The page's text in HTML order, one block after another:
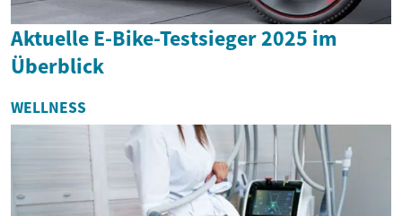
Aktuelle E-Bike-Testsieger 2025 im
Überblick
WELLNESS